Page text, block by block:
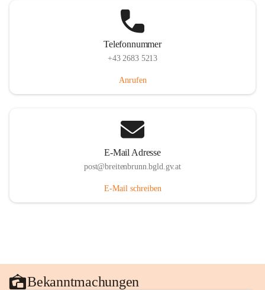
Telefonnummer
+43 2683 5213
Anrufen
E-Mail Adresse
post@breitenbrunn.bgld.gv.at
E-Mail schreiben
Bekanntmachungen